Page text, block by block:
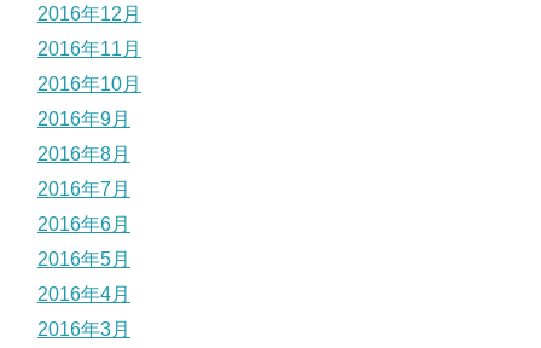
2016年12月
2016年11月
2016年10月
2016年9月
2016年8月
2016年7月
2016年6月
2016年5月
2016年4月
2016年3月